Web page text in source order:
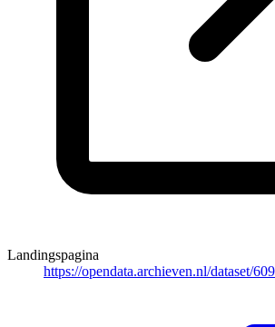
Landingspagina
https://opendata.archieven.nl/dataset/